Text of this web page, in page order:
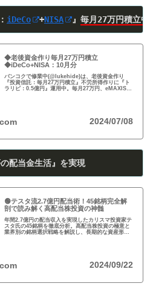
iDeCo +NISA 』 毎月27万円積立中
◆老後資金作り毎月27万円積立
◆iDeCo+NISA：10月分
バンコクで修業中(@lukehide)は、老後資金作り
『投資信託：毎月27万円積立』不労所得作りに『ト
ラリピ：0.5億円』運用中。毎月27万円、eMAXIS
2024/07/08
配当金生活』を実現
🟢テスタ流2.7億円配当術！45銘柄完全解
剖で読み解く高配当株投資の神髄
年間2.7億円の配当収入を実現したカリスマ投資家テ
スタ氏の45銘柄を徹底分析。高配当株投資の極意と
業界別の銘柄選択戦略を解説し、長期的な資産形成
2024/09/22